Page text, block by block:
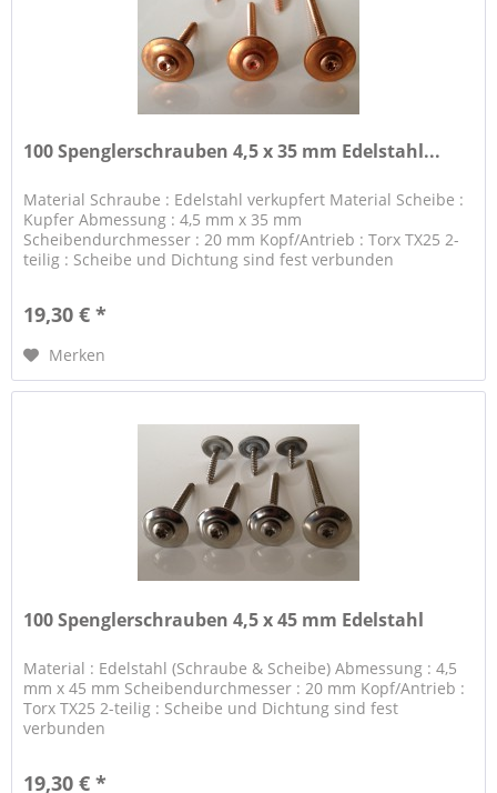
100 Spenglerschrauben 4,5 x 35 mm Edelstahl...
Material Schraube : Edelstahl verkupfert Material Scheibe :
Kupfer Abmessung : 4,5 mm x 35 mm
Scheibendurchmesser : 20 mm Kopf/Antrieb : Torx TX25 2-
teilig : Scheibe und Dichtung sind fest verbunden
19,30 € *
Merken
100 Spenglerschrauben 4,5 x 45 mm Edelstahl
Material : Edelstahl (Schraube & Scheibe) Abmessung : 4,5
mm x 45 mm Scheibendurchmesser : 20 mm Kopf/Antrieb :
Torx TX25 2-teilig : Scheibe und Dichtung sind fest
verbunden
19,30 € *